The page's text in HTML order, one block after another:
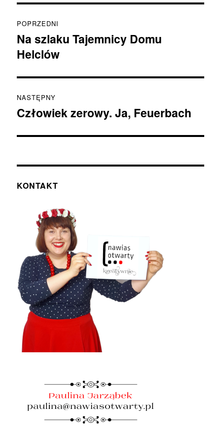
wpisu
POPRZEDNI
Poprzedni
wpis:
Na szlaku Tajemnicy Domu
Helclów
NASTĘPNY
Następny
Człowiek zerowy. Ja, Feuerbach
KONTAKT